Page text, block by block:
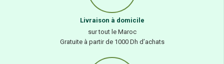
Livraison à domicile
sur tout le Maroc
Gratuite à partir de 1000 Dh d’achats